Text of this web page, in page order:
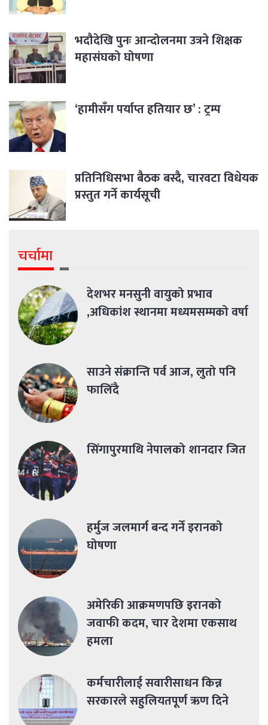
भदौदेखि पुनः आन्दोलनमा उत्रने शिक्षक
महासंघको घोषणा
‘हामीसँग पर्याप्त हतियार छ’ : ट्रम्प
प्रतिनिधिसभा बैठक बस्दै, चारवटा विधेयक
प्रस्तुत गर्ने कार्यसूची
चर्चामा
देशभर मनसुनी वायुको प्रभाव
,अधिकांश स्थानमा मध्यमसम्मको वर्षा
साउने संक्रान्ति पर्व आज, लुतो पनि
फालिँदै
सिंगापुरमाथि नेपालको शानदार जित
हर्मुज जलमार्ग बन्द गर्ने इरानको
घोषणा
अमेरिकी आक्रमणपछि इरानको
जवाफी कदम, चार देशमा एकसाथ
हमला
कर्मचारीलाई सवारीसाधन किन्न
सरकारले सहुलियतपूर्ण ऋण दिने